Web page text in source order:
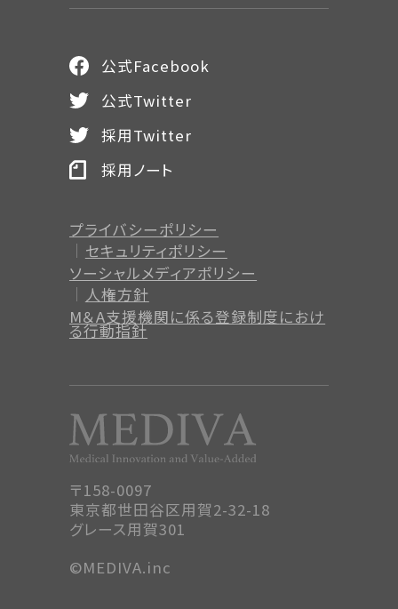
〒158-0097
東京都世田谷区用賀2-32-18
グレース用賀301
プライバシーポリシー
セキュリティポリシー
ソーシャルメディアポリシー
人権方針
M＆A支援機関に係る登録制度におけ
る行動指針
公式Facebook
公式Twitter
採用Twitter
採用ノート
©MEDIVA.inc